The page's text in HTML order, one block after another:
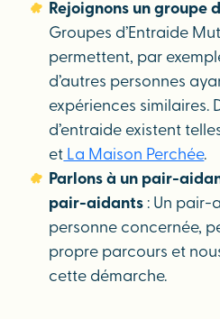
Rejoignons un groupe
Groupes d’Entraide
permettent, par
d’autres personnes
expériences similaires.
d’entraide existent
et La Maison Perchée.
Parlons à un pair-
pair-aidants : Un pair-
personne concernée,
propre parcours et
cette démarche.